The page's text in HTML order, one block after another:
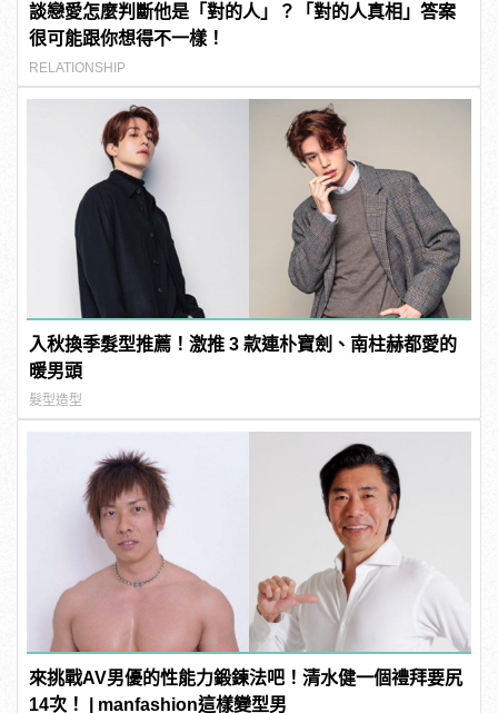
談戀愛怎麼判斷他是「對的人」？「對的人真相」答案
很可能跟你想得不一樣！
RELATIONSHIP
入秋換季髮型推薦！激推 3 款連朴寶劍、南柱赫都愛的
暖男頭
髮型造型
來挑戰AV男優的性能力鍛鍊法吧！清水健一個禮拜要尻
14次！ | manfashion這樣變型男